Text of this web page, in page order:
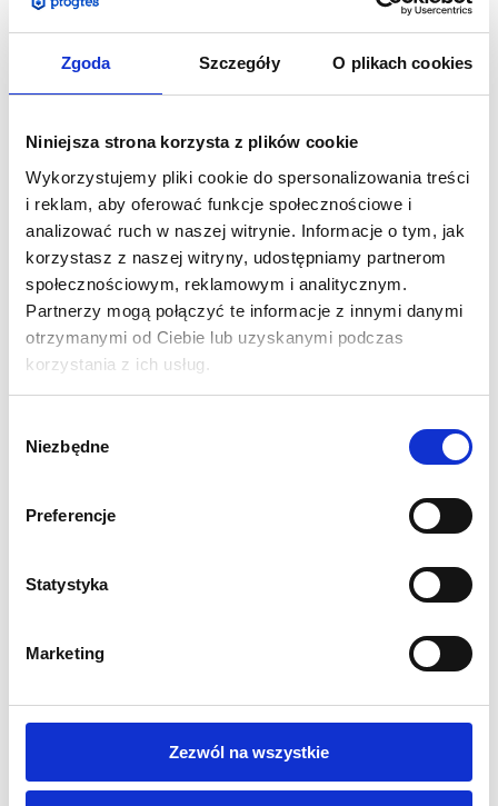
Zgoda Szczegóły O plikach cookies
Niniejsza strona korzysta z plików cookie
Wykorzystujemy pliki cookie do spersonalizowania treści
i reklam, aby oferować funkcje społecznościowe i
analizować ruch w naszej witrynie. Informacje o tym, jak
korzystasz z naszej witryny, udostępniamy partnerom
społecznościowym, reklamowym i analitycznym.
Partnerzy mogą połączyć te informacje z innymi danymi
otrzymanymi od Ciebie lub uzyskanymi podczas
korzystania z ich usług.
zgody
Niezbędne
Preferencje
Statystyka
Marketing
Zezwól na wszystkie
Printout for rollup 120 cm
Net price:78,05zł
Printout for rollup 150 cm
Net price:97,56zł